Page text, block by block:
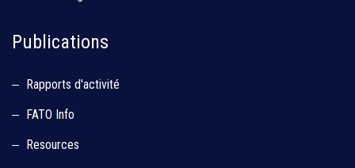
Publications
Rapports d'activité
FATO Info
Resources